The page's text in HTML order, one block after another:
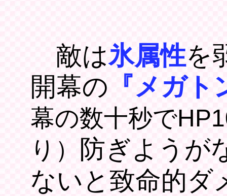
敵は氷属性を
開幕の 『メガ
幕の数十秒で
り）
防ぎようが
ないと致命的ダ